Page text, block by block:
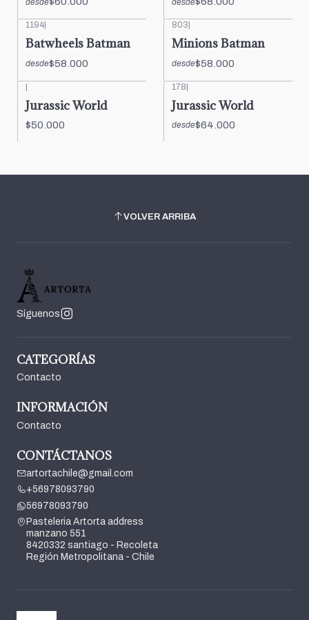
1194
Batwheels Batman
desde$58.000
803
Minions Batman
desde$58.000
|
Jurassic World
$50.000
178|
Jurassic World
desde$64.000
VOLVER ARRIBA
Síguenos
CATEGORÍAS
Contacto
INFORMACIÓN
Contacto
CONTÁCTANOS
artortachile@gmail.com
+56978093790
56978093790
Pasteleria Artorta address
manzano 551
8420332 santiago - Recoleta
Región Metropolitana - Chile